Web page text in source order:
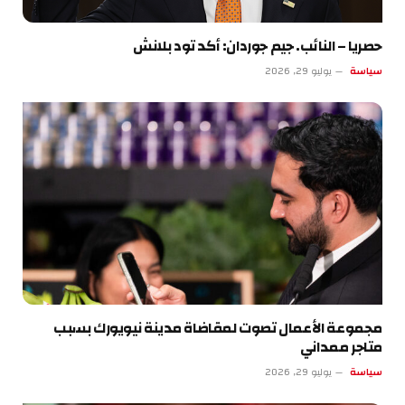
حصريا – النائب. جيم جوردان: أكد تود بلانش
سياسة يوليو 29, 2026
مجموعة الأعمال تصوت لمقاضاة مدينة نيويورك بسبب
متاجر ممداني
سياسة يوليو 29, 2026